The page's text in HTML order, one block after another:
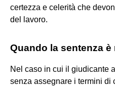
certezza e celerità che
del lavoro.
Quando la sentenza è
Nel caso in cui il giudicante
senza assegnare i termini di